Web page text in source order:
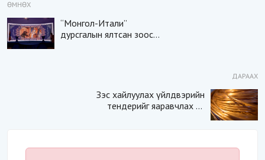
ӨМНӨХ
“Монгол-Итали”
дурсгалын ялтсан зоос
ДАРААХ
Зэс хайлуулах үйлдвэрийн
тендерийг яаравчлах нь